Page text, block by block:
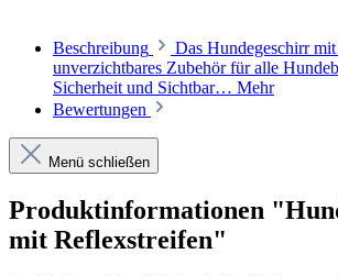
Beschreibung
Das Hundegeschirr
unverzichtbares Zubehör für alle
Sicherheit und Sichtbar… Mehr
Bewertungen
Menü schließen
Produktinformationen
mit Reflexstreifen"